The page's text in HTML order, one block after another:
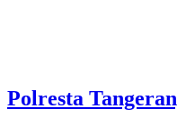
Polresta